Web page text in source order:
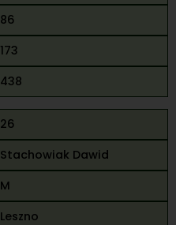
86
173
438
26
Stachowiak Dawid
M
Leszno